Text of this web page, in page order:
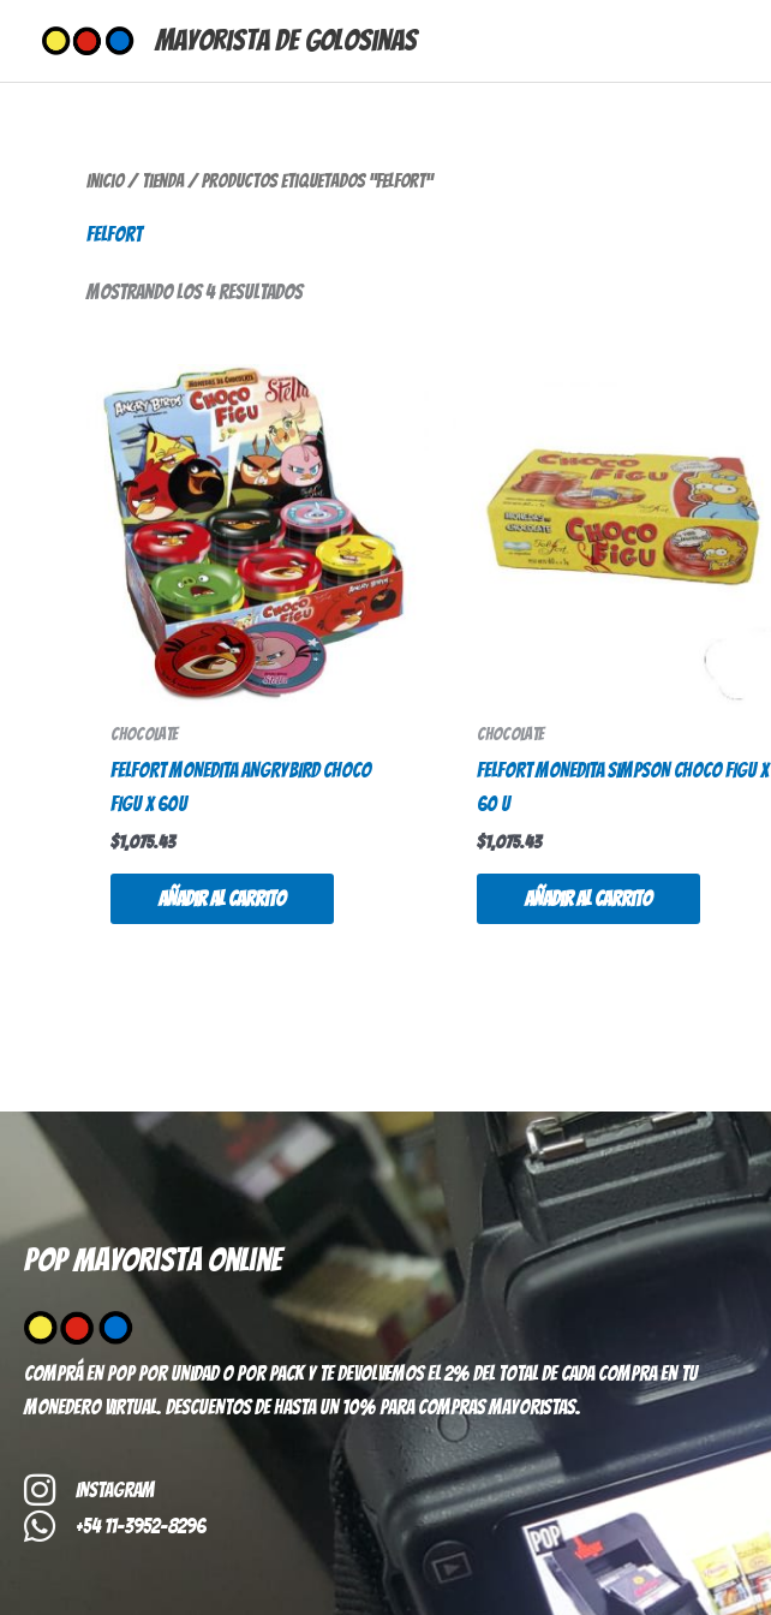
contenido
Mayorista de Golosinas
Inicio/ Tienda / Productos etiquetados “felfort”
felfort
Mostrando los 4 resultados
Ordenado
por
Chocolate
FELFORT MONEDITA ANGRYBIRD CHOCO
FIGU x 60u
$1,075.43
Añadir al carrito
Chocolate
FELFORT MONEDITA SIMPSON CHOCO FIGU x
60 u
$1,075.43
Añadir al carrito
Pop mayorista online
Comprá en pop por unidad o por pack y te devolvemos el 2% del total de cada compra en tu
monedero virtual. Descuentos de hasta un 10% para compras mayoristas.
Instagram
+54 11-3952-8296